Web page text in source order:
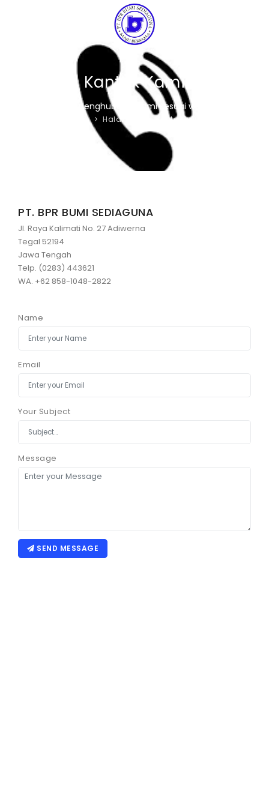
PRODUK & LAYANAN
KONTAK
WHISTLEBLOWING SYSTEM (WBS)
Kantak Kami
Sialahkan menghubungi kami sesuai waktu kerja
Halaman Kontak kami
PT. BPR BUMI SEDIAGUNA
Jl. Raya Kalimati No. 27 Adiwerna
Tegal 52194
Jawa Tengah
Telp. (0283) 443621
WA. +62 858-1048-2822
Name
Email
Your Subject
Message
SEND MESSAGE